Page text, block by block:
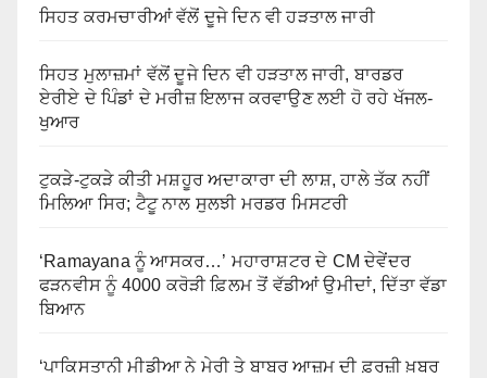
ਸਿਹਤ ਕਰਮਚਾਰੀਆਂ ਵੱਲੋਂ ਦੂਜੇ ਦਿਨ ਵੀ ਹੜਤਾਲ ਜਾਰੀ
ਸਿਹਤ ਮੁਲਾਜ਼ਮਾਂ ਵੱਲੋਂ ਦੂਜੇ ਦਿਨ ਵੀ ਹੜਤਾਲ ਜਾਰੀ, ਬਾਰਡਰ
ਏਰੀਏ ਦੇ ਪਿੰਡਾਂ ਦੇ ਮਰੀਜ਼ ਇਲਾਜ ਕਰਵਾਉਣ ਲਈ ਹੋ ਰਹੇ ਖੱਜਲ-
ਖੁਆਰ
ਟੁਕੜੇ-ਟੁਕੜੇ ਕੀਤੀ ਮਸ਼ਹੂਰ ਅਦਾਕਾਰਾ ਦੀ ਲਾਸ਼, ਹਾਲੇ ਤੱਕ ਨਹੀਂ
ਮਿਲਿਆ ਸਿਰ; ਟੈਟੂ ਨਾਲ ਸੁਲਝੀ ਮਰਡਰ ਮਿਸਟਰੀ
‘Ramayana ਨੂੰ ਆਸਕਰ…’ ਮਹਾਰਾਸ਼ਟਰ ਦੇ CM ਦੇਵੇਂਦਰ
ਫੜਨਵੀਸ ਨੂੰ 4000 ਕਰੋੜੀ ਫ਼ਿਲਮ ਤੋਂ ਵੱਡੀਆਂ ਉਮੀਦਾਂ, ਦਿੱਤਾ ਵੱਡਾ
ਬਿਆਨ
‘ਪਾਕਿਸਤਾਨੀ ਮੀਡੀਆ ਨੇ ਮੇਰੀ ਤੇ ਬਾਬਰ ਆਜ਼ਮ ਦੀ ਫ਼ਰਜ਼ੀ ਖ਼ਬਰ